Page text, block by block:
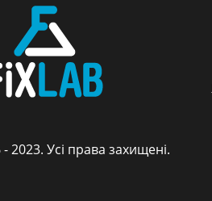
2023. Усі права захищені.